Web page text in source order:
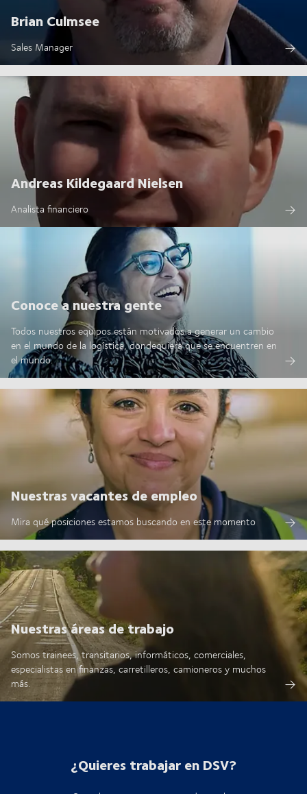
Brian Culmsee
Sales Manager
Andreas Kildegaard Nielsen
Analista financiero
Conoce a nuestra gente
Todos nuestros equipos están motivados a generar un cambio
en el mundo de la logística, dondequiera que se encuentren en
el mundo.
Nuestras vacantes de empleo
Mira qué posiciones estamos buscando en este momento
Nuestras áreas de trabajo
Somos trainees, transitarios, informáticos, comerciales,
especialistas en finanzas, carretilleros, camioneros y muchos
más.
¿Quieres trabajar en DSV?